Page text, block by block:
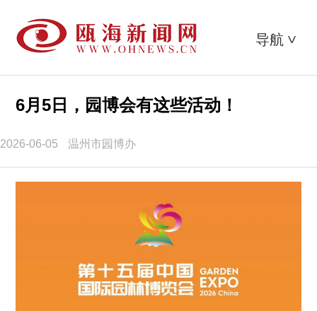
导航 >
6月5日，园博会有这些活动！
2026-06-05 温州市园博办